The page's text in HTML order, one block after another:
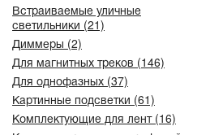
Встраиваемые уличные
светильники (21)
Диммеры (2)
Для магнитных треков (146)
Для однофазных (37)
Картинные подсветки (61)
Комплектующие для лент (16)